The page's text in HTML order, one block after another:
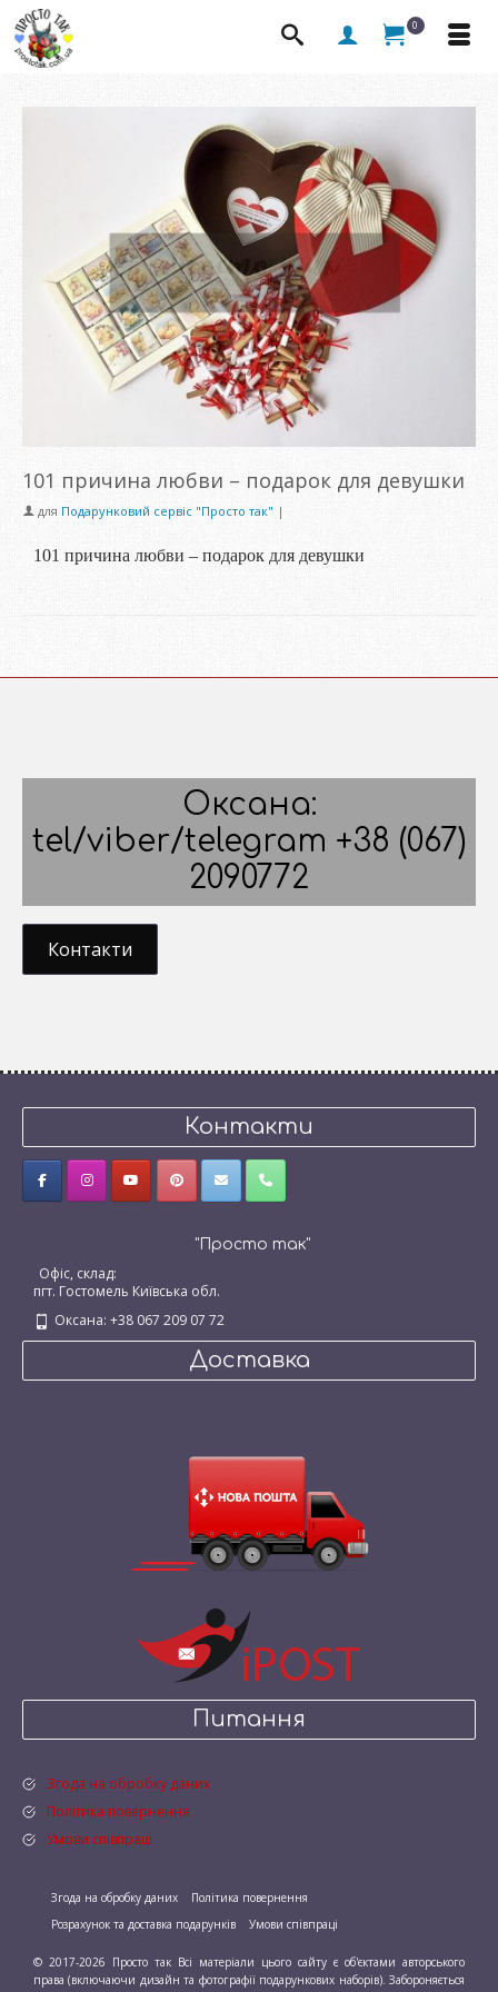
0
101 причина любви – подарок для девушки
для Подарунковий сервіс "Просто так" |
101 причина любви – подарок для девушки
Оксана:
tel/viber/telegram +38 (067)
2090772
Контакти
Контакти
"Просто так"
Офіс, склад:
пгт. Гостомель Київська обл.
Оксана: +38 067 209 07 72
Доставка
Питання
Згода на обробку даних
Політика повернення
Умови співпраці
Згода на обробку даних
Політика повернення
Розрахунок та доставка подарунків
Умови співпраці
© 2017-2026 Просто так Всі матеріали цього сайту є об'єктами авторського
права (включаючи дизайн та фотографії подарункових наборів). Забороняється